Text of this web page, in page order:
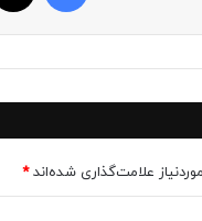
علامت‌گذاری شده‌اند*